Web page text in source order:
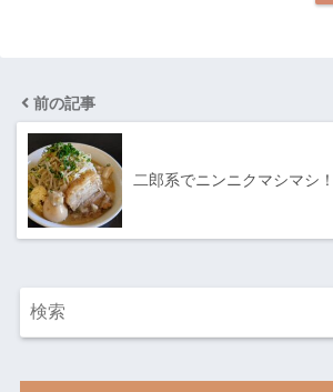
前の記事
二郎系でニンニクマシマシ